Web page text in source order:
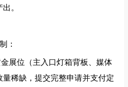
出。
：
展位（主入口灯箱背板、媒体
稀缺，提交完整申请并支付定